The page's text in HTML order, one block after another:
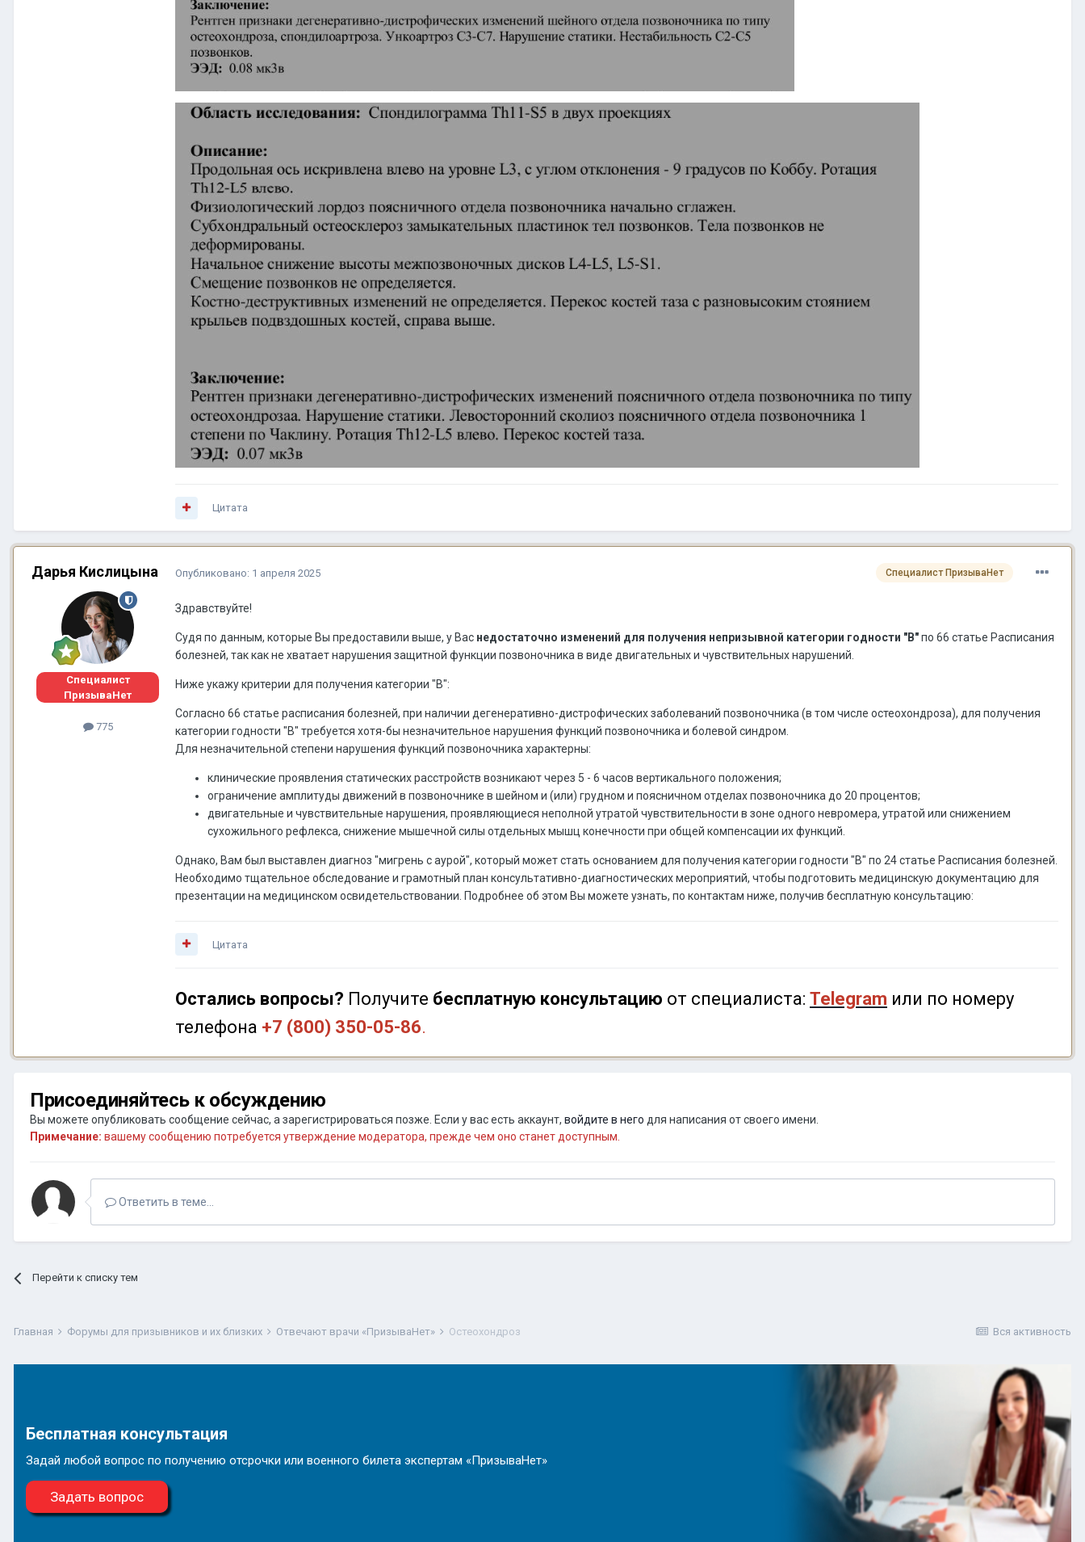
Цитата
Дарья Кислицына
Специалист
ПризываНет
775
Специалист ПризываНет
Опубликовано: 1 апреля 2025
Здравствуйте!
Судя по данным, которые Вы предоставили выше, у Вас недостаточно изменений для получения непризывной категории годности "В"по 66 статье Расписания
болезней, так как не хватает нарушения защитной функции позвоночника в виде двигательных и чувствительных нарушений.
Ниже укажу критерии для получения категории "В":
Согласно 66 статье расписания болезней, при наличии дегенеративно-дистрофических заболеваний позвоночника (в том числе остеохондроза), для получения
категории годности "В" требуется хотя-бы незначительное нарушения функций позвоночника и болевой синдром.
Для незначительной степени нарушения функций позвоночника характерны:
клинические проявления статических расстройств возникают через 5 - 6 часов вертикального положения;
ограничение амплитуды движений в позвоночнике в шейном и (или) грудном и поясничном отделах позвоночника до 20 процентов;
двигательные и чувствительные нарушения, проявляющиеся неполной утратой чувствительности в зоне одного невромера, утратой или снижением
сухожильного рефлекса, снижение мышечной силы отдельных мышц конечности при общей компенсации их функций.
Однако, Вам был выставлен диагноз "мигрень с аурой", который может стать основанием для получения категории годности "В" по 24 статье Расписания болезней.
Необходимо тщательное обследование и грамотный план консультативно-диагностических мероприятий, чтобы подготовить медицинскую документацию для
презентации на медицинском освидетельствовании. Подробнее об этом Вы можете узнать, по контактам ниже, получив бесплатную консультацию:
Цитата
Остались вопросы? Получите бесплатную консультацию от специалиста: Telegram или по номеру
телефона +7 (800) 350-05-86.
Присоединяйтесь к обсуждению
Вы можете опубликовать сообщение сейчас, а зарегистрироваться позже. Если у вас есть аккаунт, войдите в него для написания от своего имени.
Примечание: вашему сообщению потребуется утверждение модератора, прежде чем оно станет доступным.
Ответить в теме...
Перейти к списку тем
Вся активность
Главная Форумы для призывников и их близких Отвечают врачи «ПризываНет» Остеохондроз
Бесплатная консультация
Задай любой вопрос по получению отсрочки или военного билета экспертам «ПризываНет»
Задать вопрос